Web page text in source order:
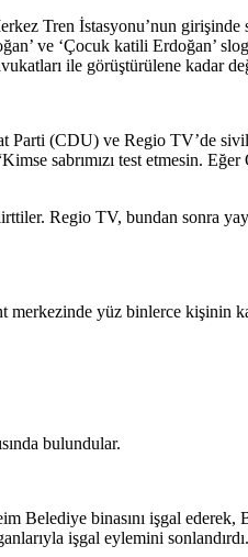
Tren İstasyonu’nun
ve ‘Çocuk katili Erdoğan’
ile görüştürülene kadar
Parti (CDU) ve Regio TV’de
sabrımızı test etmesin.
Regio TV, bundan sonra
yüz binlerce kişinin
bulundular.
Belediye binasını işgal
işgal eylemini sonlandırdı.